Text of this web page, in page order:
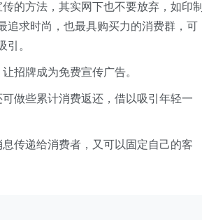
方法，其实网下也不要放弃，如印制
追求时尚，也最具购买力的消费群，可
。
招牌成为免费宣传广告。
做些累计消费返还，借以吸引年轻一
传递给消费者，又可以固定自己的客